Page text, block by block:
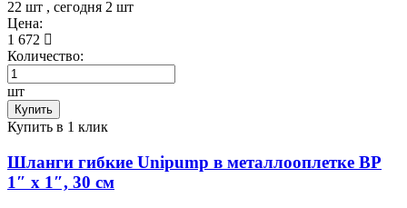
22 шт , сегодня 2 шт
Цена:
1 672
Количество:
шт
Купить
Купить в 1 клик
Шланги гибкие Unipump в металлооплетке ВР
1″ x 1″, 30 см